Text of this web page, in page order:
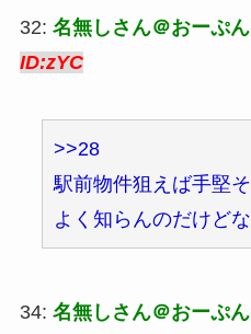
32: 名無しさん＠おーぷん
ID:zYC
>>28
駅前物件狙えば手堅
よく知らんのだけどな
34: 名無しさん＠おーぷん